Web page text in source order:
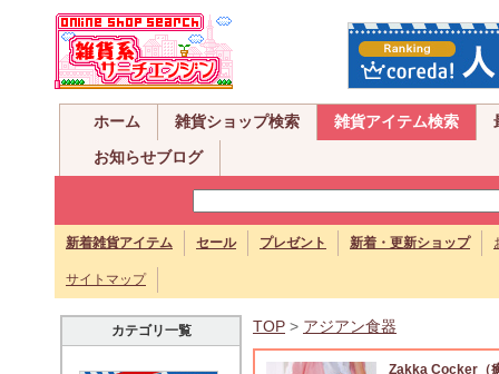
ホーム 雑貨ショップ検索 雑貨アイテム検索
お知らせブログ
新着雑貨アイテム セール プレゼント 新着・更新ショップ
サイトマップ
カテゴリ一覧 TOP > アジアン食器
Zakka Cocker（